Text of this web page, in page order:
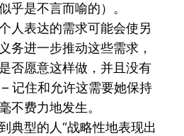
乎是不言而喻的）。
人表达的需求可能会使另
务进一步推动这些需求，
否愿意这样做，并且没有
记住和允许这需要她保持
不费力地发生。
典型的人“战略性地表现出